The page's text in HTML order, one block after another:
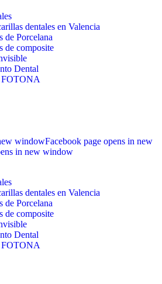
dentales en Valencia
de Porcelana
de composite
Dental
FOTONA
windowFacebook page opens in new
in new window
dentales en Valencia
de Porcelana
de composite
Dental
FOTONA